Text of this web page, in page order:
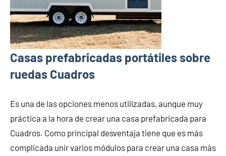
Casas prefabricadas portátiles sobre
ruedas Cuadros
Es una de las opciones menos utilizadas, aunque muy
práctica a la hora de crear una casa prefabricada para
Cuadros. Como principal desventaja tiene que es más
complicada unir varios módulos para crear una casa más